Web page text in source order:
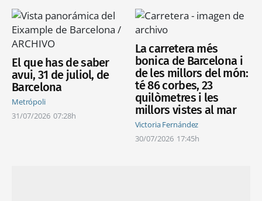
El que has de saber
avui, 31 de juliol, de
Barcelona
Metrópoli
31/07/2026 07:28h
La carretera més
bonica de Barcelona i
de les millors del món:
té 86 corbes, 23
quilòmetres i les
millors vistes al mar
Victoria Fernández
30/07/2026 17:45h